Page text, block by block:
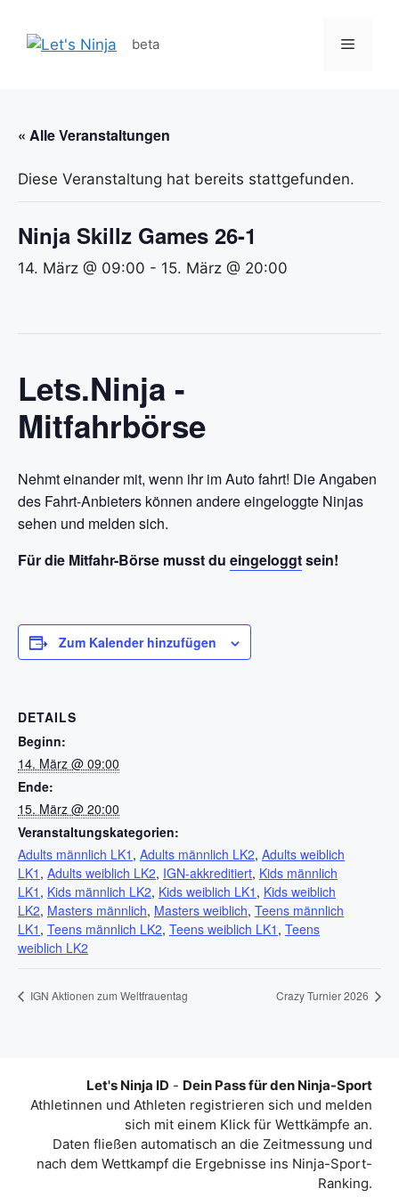
Inhalt
springen
beta Menü
« Alle Veranstaltungen
Diese Veranstaltung hat bereits stattgefunden.
Ninja Skillz Games 26-1
14. März @ 09:00 - 15. März @ 20:00
Lets.Ninja -
Mitfahrbörse
Nehmt einander mit, wenn ihr im Auto fahrt! Die Angaben
des Fahrt-Anbieters können andere eingeloggte Ninjas
sehen und melden sich.
Für die Mitfahr-Börse musst du eingeloggtsein!
Zum Kalender hinzufügen
DETAILS
Beginn:
14. März @ 09:00
Ende:
15. März @ 20:00
Veranstaltungskategorien:
Adults männlich LK1 , Adults männlich LK2, Adults weiblich
LK1 , Adults weiblich LK2, IGN-akkreditiert, Kids männlich
LK1 , Kids männlich LK2, Kids weiblich LK1 , Kids weiblich
LK2, Masters männlich, Masters weiblich, Teens männlich
LK1 , Teens männlich LK2, Teens weiblich LK1 , Teens
weiblich LK2
IGN Aktionen zum Weltfrauentag Crazy Turnier 2026
Let's Ninja ID - Dein Pass für den Ninja-Sport
Athletinnen und Athleten registrieren sich und melden
sich mit einem Klick für Wettkämpfe an.
Daten fließen automatisch an die Zeitmessung und
nach dem Wettkampf die Ergebnisse ins Ninja-Sport-
Ranking.